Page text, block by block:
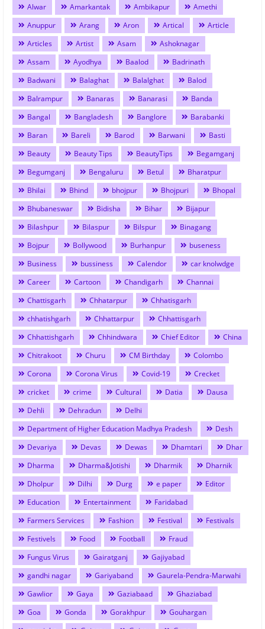
Alwar Amarkantak Ambikapur
Amethi
Anuppur
Arang Aron Artical
Article
Articles
Artist Asam
Ashoknagar
Assam
Ayodhya Baalod
Badrinath
Badwani
Balaghat Balalghat
Balod
Balrampur
Banaras Banarasi
Banda
Bangal
Bangladesh Banglore
Barabanki
Baran
Bareli Barod Barwani
Basti
Beauty
Beauty Tips BeautyTips
Begamganj
Begumganj
Bengaluru Betul
Bharatpur
Bhilai
Bhind bhojpur Bhojpuri
Bhopal
Bhubaneswar
Bidisha Bihar
Bijapur
Bilashpur
Bilaspur Bilspur
Binagang
Bojpur
Bollywood Burhanpur
buseness
Business
bussiness Calendor
car knolwdge
Career
Cartoon Chandigarh
Channai
Chattisgarh
Chhatarpur
Chhatisgarh
chhatishgarh
Chhattarpur
Chhattisgarh
Chhattishgarh
Chhindwara Chief Editor
China
Chitrakoot
Churu CM Birthday
Colombo
Corona
Corona Virus Covid-19
Crecket
cricket
crime Cultural Datia
Dausa
Dehli
Dehradun
Delhi
Department of Higher Education Madhya Pradesh
Desh
Devariya
Devas Dewas Dhamtari
Dhar
Dharma
Dharma&Jotishi Dharmik
Dharnik
Dholpur
Dilhi Durg e paper
Editor
Education
Entertainment
Faridabad
Farmers Services
Fashion Festival
Festivals
Festivels
Food Football
Fraud
Fungus Virus
Gairatganj
Gajiyabad
gandhi nagar
Gariyaband
Gaurela-Pendra-Marwahi
Gawlior
Gaya Gaziabaad
Ghaziabad
Goa
Gonda Gorakhpur
Gouhargan